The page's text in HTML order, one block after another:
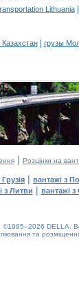
Lithuania|
Казахстан| грузы
| Розцінки на
| вантажі з
з Литви | вантажі з
©1995–2026 DELLA.
та